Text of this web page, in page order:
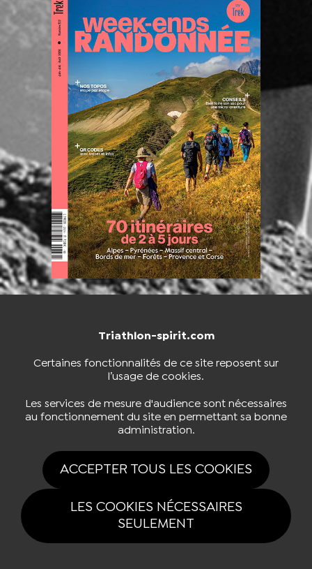
Triathlon-spirit.com
Certaines fonctionnalités de ce site reposent sur
l’usage de cookies.
Les services de mesure d'audience sont nécessaires
au fonctionnement du site en permettant sa bonne
administration.
ACCEPTER TOUS LES COOKIES
LES COOKIES NÉCESSAIRES
SEULEMENT
NOUS CONTACTER BOUTIQUE
NOUS SUIVRE
Tous drois réservés Triathlon-spirit.com 2026 |
Politique
de confidentialité|Gestion des cookies